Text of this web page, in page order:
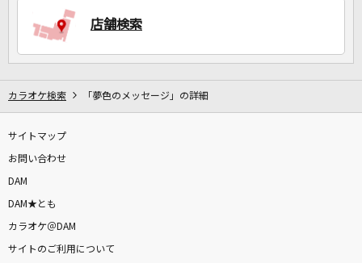
店舗検索
カラオケ検索 「夢色のメッセージ」の詳細
サイトマップ
お問い合わせ
DAM
DAM★とも
カラオケ＠DAM
サイトのご利用について